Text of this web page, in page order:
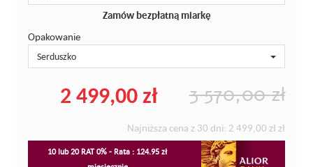
Zamów bezpłatną miarkę
Opakowanie
Serduszko
3 570,00 zł
2 499,00 zł
Najniższa cena z 30 dni: 2 499,00 zł zł
10 lub 20 RAT 0% - Rata : 124.95 zł